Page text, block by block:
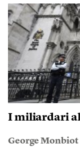
I miliardari
George Monbiot